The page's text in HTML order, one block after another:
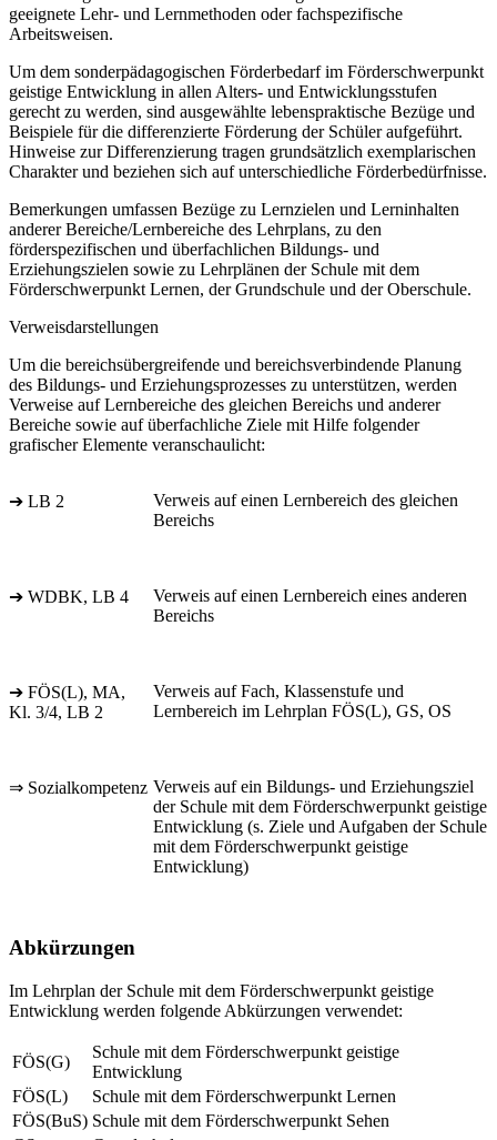
geeignete Lehr- und Lernmethoden oder fachspezifische
Arbeitsweisen.
Um dem sonderpädagogischen Förderbedarf im Förderschwerpunkt
geistige Entwicklung in allen Alters- und Entwicklungsstufen
gerecht zu werden, sind ausgewählte lebenspraktische Bezüge und
Beispiele für die differenzierte Förderung der Schüler aufgeführt.
Hinweise zur Differenzierung tragen grundsätzlich exemplarischen
Charakter und beziehen sich auf unterschiedliche Förderbedürfnisse.
Bemerkungen umfassen Bezüge zu Lernzielen und Lerninhalten
anderer Bereiche/Lernbereiche des Lehrplans, zu den
förderspezifischen und überfachlichen Bildungs- und
Erziehungszielen sowie zu Lehrplänen der Schule mit dem
Förderschwerpunkt Lernen, der Grundschule und der Oberschule.
Verweisdarstellungen
Um die bereichsübergreifende und bereichsverbindende Planung
des Bildungs- und Erziehungsprozesses zu unterstützen, werden
Verweise auf Lernbereiche des gleichen Bereichs und anderer
Bereiche sowie auf überfachliche Ziele mit Hilfe folgender
grafischer Elemente veranschaulicht:
➔ LB 2
Verweis auf einen Lernbereich des gleichen
Bereichs
➔ WDBK, LB 4
Verweis auf einen Lernbereich eines anderen
Bereichs
➔ FÖS(L), MA,
Kl. 3/4, LB 2
Verweis auf Fach, Klassenstufe und
Lernbereich im Lehrplan FÖS(L), GS, OS
⇒ Sozialkompetenz Verweis auf ein Bildungs- und Erziehungsziel
der Schule mit dem Förderschwerpunkt geistige
Entwicklung (s. Ziele und Aufgaben der Schule
mit dem Förderschwerpunkt geistige
Entwicklung)
Abkürzungen
Im Lehrplan der Schule mit dem Förderschwerpunkt geistige
Entwicklung werden folgende Abkürzungen verwendet:
FÖS(G)
Schule mit dem Förderschwerpunkt geistige
Entwicklung
FÖS(L)
Schule mit dem Förderschwerpunkt Lernen
FÖS(BuS) Schule mit dem Förderschwerpunkt Sehen